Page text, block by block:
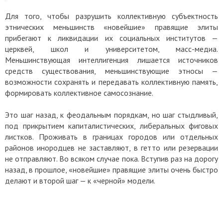
Для того, чтобы разрушить коллективную субъектность
этнических меньшинств «новейшие» правящие элиты
прибегают к ликвидации их социальных институтов —
церквей, школ и университетом, масс-медиа.
Меньшинствующая интеллигенция лишается источников
средств существования, меньшинствующие этносы —
возможности сохранять и передавать коллективную память,
формировать коллективное самосознание.
Это шаг назад, к феодальным порядкам, но шаг стыдливый,
под прикрытием капиталистических, либеральных фиговых
листков. Проживать в границах городов или отдельных
районов инородцев не заставляют, в гетто или резервации
не отправляют. Во всяком случае пока. Вступив раз на дорогу
назад, в прошлое, «новейшие» правящие элиты очень быстро
делают и второй шаг — к «черной» модели.